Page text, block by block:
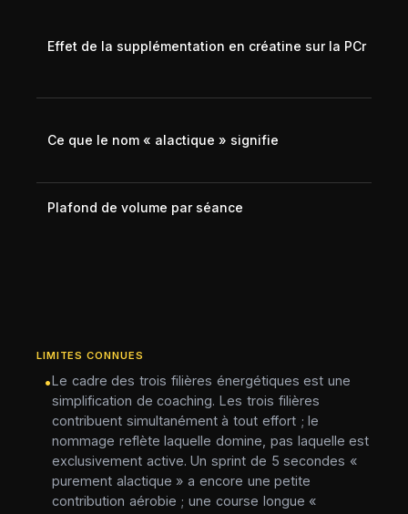
Effet de la supplémentation en créatine sur la PCr
Ce que le nom « alactique » signifie
Plafond de volume par séance
LIMITES CONNUES
•Le cadre des trois filières énergétiques est une
simplification de coaching. Les trois filières
contribuent simultanément à tout effort ; le
nommage reflète laquelle domine, pas laquelle est
exclusivement active. Un sprint de 5 secondes «
purement alactique » a encore une petite
contribution aérobie ; une course longue «